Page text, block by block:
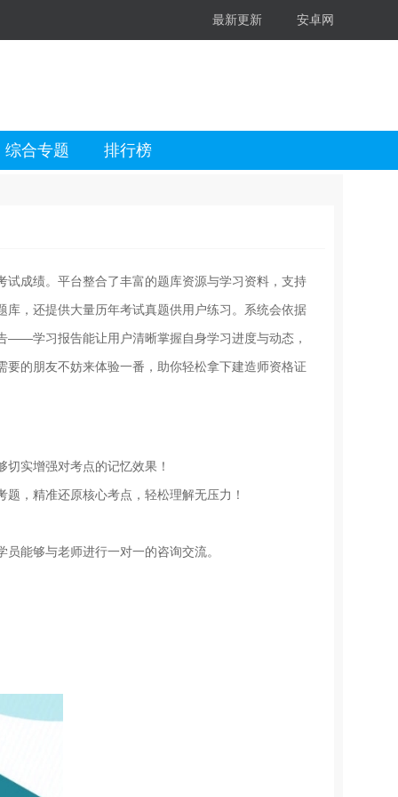
最新更新 安卓网
综合专题 排行榜
成绩。平台整合了丰富的题库资源与学习资料，支持
，还提供大量历年考试真题供用户练习。系统会依据
——学习报告能让用户清晰掌握自身学习进度与动态，
的朋友不妨来体验一番，助你轻松拿下建造师资格证
实增强对考点的记忆效果！
，精准还原核心考点，轻松理解无压力！
能够与老师进行一对一的咨询交流。